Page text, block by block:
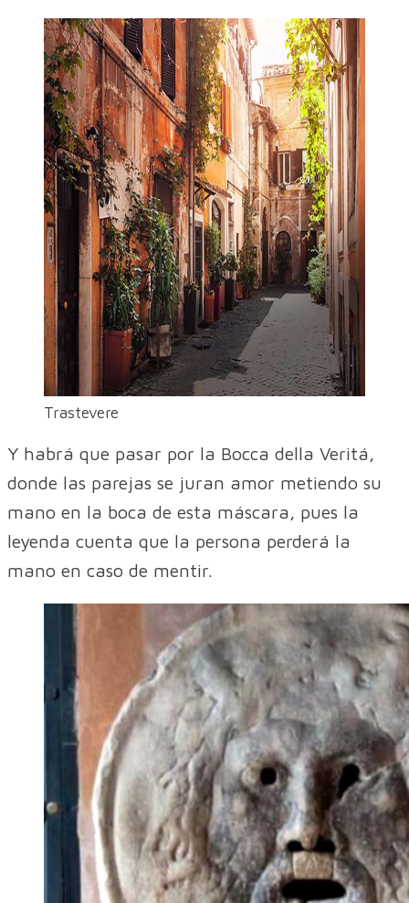
Trastevere
Y habrá que pasar por la Bocca della Veritá,
donde las parejas se juran amor metiendo su
mano en la boca de esta máscara, pues la
leyenda cuenta que la persona perderá la
mano en caso de mentir.